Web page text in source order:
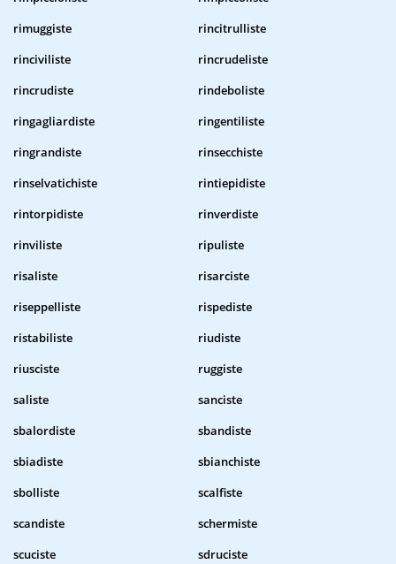
rimuggiste
rincitrulliste
rinciviliste
rincrudeliste
rincrudiste
rindeboliste
ringagliardiste
ringentiliste
ringrandiste
rinsecchiste
rinselvatichiste
rintiepidiste
rintorpidiste
rinverdiste
rinviliste
ripuliste
risaliste
risarciste
riseppelliste
rispediste
ristabiliste
riudiste
riusciste
ruggiste
saliste
sanciste
sbalordiste
sbandiste
sbiadiste
sbianchiste
sbolliste
scalfiste
scandiste
schermiste
scuciste
sdruciste